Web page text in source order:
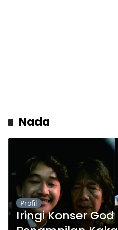
Nada
Profil
Iringi Konser God